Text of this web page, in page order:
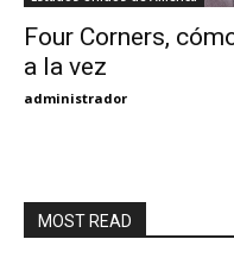
Four Corners,
a la vez
administrador
MOST READ